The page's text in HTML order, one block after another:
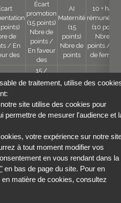
de
/ En
des
Écart
promotion
(15 points)
Nbre de
points /
En faveur
des
AI
Maternité
(15
points)
Nbre de
points
10 + haute
(10
Nbre de
points /
de
15 /
Femmes
15 5 / 2 sur
10 du code de l'Environnement, le
FR013532_10OAZ2
CONFIDENTIALITÉ
de traitement, utilise des
site utilise des cookies pour
permettre de mesurer l'audience et
votre expérience sur notre
à tout moment modifier vos
en vous rendant dans la
en bas de page du site. Pour en
matière de cookies, consultez